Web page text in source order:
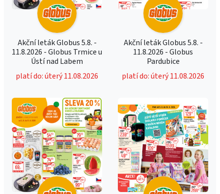
Akční leták Globus 5.8. -
11.8.2026 - Globus Trmice u
Ústí nad Labem
platí do: úterý 11.08.2026
Akční leták Globus 5.8. -
11.8.2026 - Globus
Pardubice
platí do: úterý 11.08.2026